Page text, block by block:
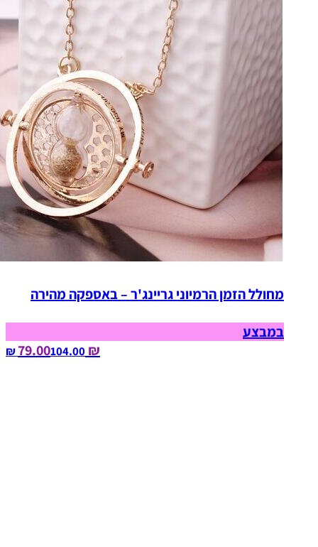
מחולל הזמן הרמיוני גריינג'ר – באספקה מהירה
במבצע
₪ 79.00
104.00‏ ₪